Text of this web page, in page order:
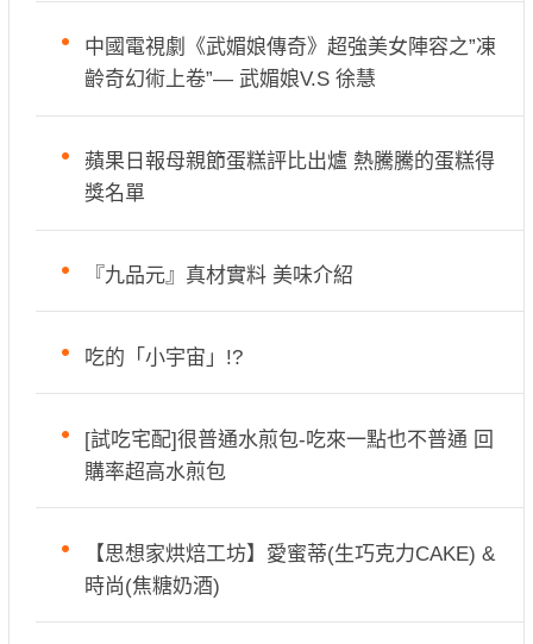
中國電視劇《武媚娘傳奇》超強美女陣容之”凍
齡奇幻術上卷”— 武媚娘V.S 徐慧
蘋果日報母親節蛋糕評比出爐 熱騰騰的蛋糕得
獎名單
『九品元』真材實料 美味介紹
吃的「小宇宙」!?
[試吃宅配]很普通水煎包-吃來一點也不普通 回
購率超高水煎包
【思想家烘焙工坊】愛蜜蒂(生巧克力CAKE) &
時尚(焦糖奶酒)